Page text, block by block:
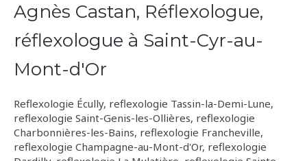
Agnès Castan, Réflexologue,
réflexologue à Saint-Cyr-au-
Mont-d'Or
Reflexologie Écully, reflexologie Tassin-la-Demi-Lune,
reflexologie Saint-Genis-les-Ollières, reflexologie
Charbonnières-les-Bains, reflexologie Francheville,
reflexologie Champagne-au-Mont-d'Or, reflexologie